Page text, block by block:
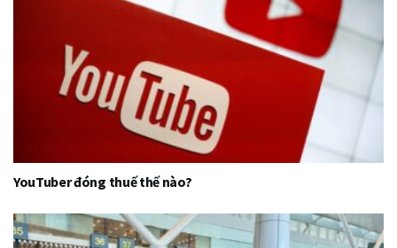
YouTuber đóng thuế thế nào?